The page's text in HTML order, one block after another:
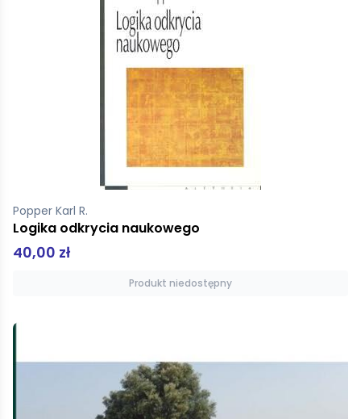
Popper Karl R.
Logika odkrycia naukowego
40,00 zł
Produkt niedostępny